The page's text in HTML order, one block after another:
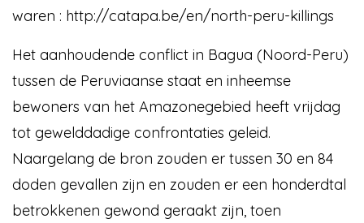
waren : http://catapa.be/en/north-peru-killings
Het aanhoudende conflict in Bagua (Noord-Peru)
tussen de Peruviaanse staat en inheemse
bewoners van het Amazonegebied heeft vrijdag
tot gewelddadige confrontaties geleid.
Naargelang de bron zouden er tussen 30 en 84
doden gevallen zijn en zouden er een honderdtal
betrokkenen gewond geraakt zijn, toen